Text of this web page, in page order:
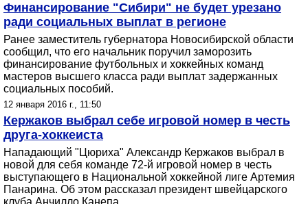
Финансирование "Сибири" не будет урезано
ради социальных выплат в регионе
Ранее заместитель губернатора Новосибирской области
сообщил, что его начальник поручил заморозить
финансирование футбольных и хоккейных команд
мастеров высшего класса ради выплат задержанных
социальных пособий.
12 января 2016 г., 11:50
Кержаков выбрал себе игровой номер в честь
друга-хоккеиста
Нападающий "Цюриха" Александр Кержаков выбрал в
новой для себя команде 72-й игровой номер в честь
выступающего в Национальной хоккейной лиге Артемия
Панарина. Об этом рассказал президент швейцарского
клуба Анчилло Канепа.